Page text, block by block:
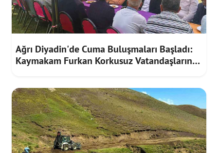
Ağrı Diyadin'de Cuma Buluşmaları Başladı:
Kaymakam Furkan Korkusuz Vatandaşların